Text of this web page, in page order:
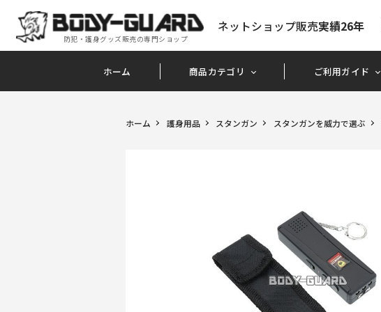
防犯・護身グッズ販売の専門ショップ
ネットショップ販売実績26年
ホーム 商品カテゴリ ご利用ガイド
ホーム 護身用品 スタンガン スタンガンを威力で選ぶ